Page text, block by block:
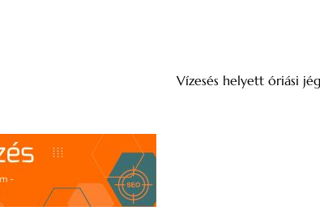
Vízesés helyett óriási